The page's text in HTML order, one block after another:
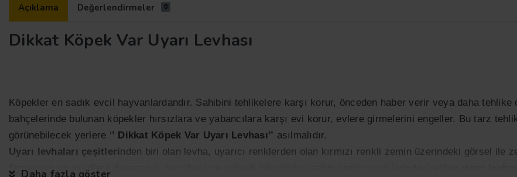
Açıklama Değerlendirmeler 0
Dikkat Köpek Var Uyarı Levhası
Köpekler en sadık evcil hayvanlardandır. Sahibini tehlikelere karşı korur, önceden haber verir veya daha
bahçelerinde bulunan köpekler hırsızlara ve yabancılara karşı evi korur, evlere girmelerini engeller. Bu tarz
görünebilecek yerlere ‘’ Dikkat Köpek Var Uyarı Levhası’’ asılmalıdır.
Uyarı levhaları çeşitlerinden biri olan levha, uyarıcı renklerden olan kırmızı renkli zemin üzerindeki görsel ile
firmasının uzun yıllara dayanan iş tecrübesi ve yüksek teknolojiye sahip üretim tesislerinde üretilen
Daha fazla göster